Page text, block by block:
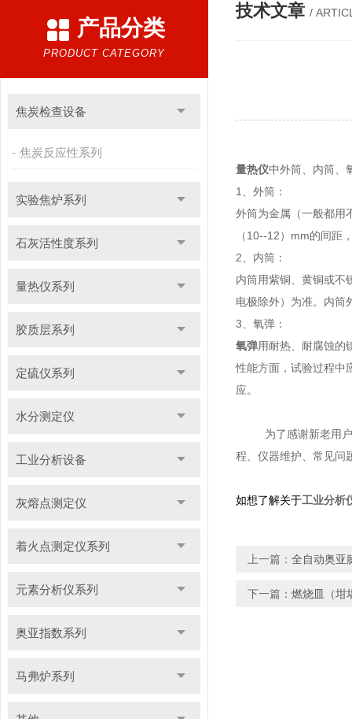
产品分类
PRODUCT CATEGORY
焦炭检查设备
焦炭反应性系列
实验焦炉系列
石灰活性度系列
量热仪系列
胶质层系列
定硫仪系列
水分测定仪
工业分析设备
灰熔点测定仪
着火点测定仪系列
元素分析仪系列
奥亚指数系列
马弗炉系列
技术文章 /
量热仪中外筒、内筒、
1、外筒：
外筒为金属（一般都用
（10--12）mm的间距
2、内筒：
内筒用紫铜、黄铜或不
电极除外）为准。内筒
3、氧弹：
氧弹用耐热、耐腐蚀的
性能方面，试验过程中
应。
为了感谢新老用
程、仪器维护、常见问
如想了解关于工业分析
上一篇： 全自动奥亚
下一篇： 燃烧皿（坩